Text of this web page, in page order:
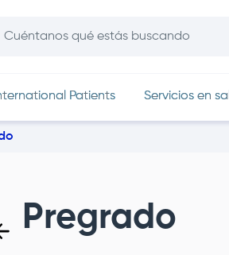
Patients Servicios en
Pregrado